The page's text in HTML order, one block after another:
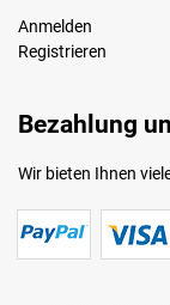
Anmelden
Registrieren
Bezahlung
Wir bieten Ihnen